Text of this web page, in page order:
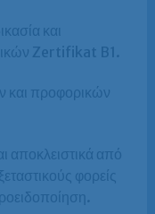
και
Zertifikat B1.
και προφορικών
αποκλειστικά από
φορείς